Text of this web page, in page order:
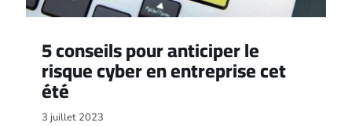
5 conseils pour anticiper le
risque cyber en entreprise cet
été
3 juillet 2023